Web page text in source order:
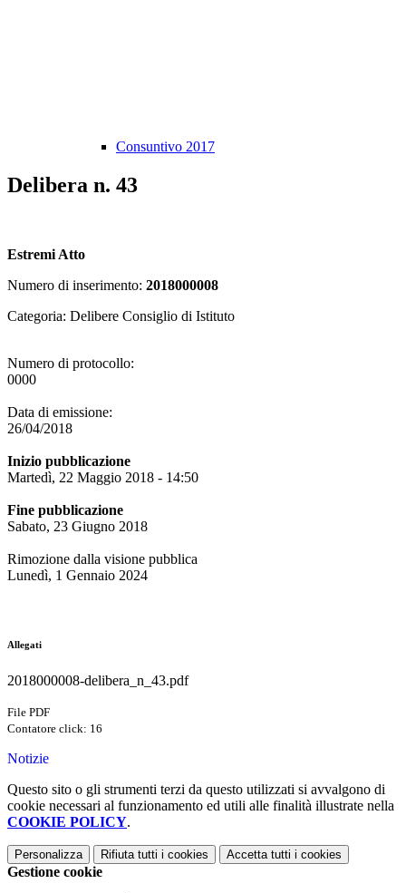
Consuntivo 2017
Delibera n. 43
Estremi Atto
Numero di inserimento: 2018000008
Categoria: Delibere Consiglio di Istituto
Numero di protocollo:
0000
Data di emissione:
26/04/2018
Inizio pubblicazione
Martedì, 22 Maggio 2018 - 14:50
Fine pubblicazione
Sabato, 23 Giugno 2018
Rimozione dalla visione pubblica
Lunedì, 1 Gennaio 2024
Allegati
2018000008-delibera_n_43.pdf
File PDF
Contatore click: 16
Notizie
Questo sito o gli strumenti terzi da questo utilizzati si avvalgono di
cookie necessari al funzionamento ed utili alle finalità illustrate nella
COOKIE POLICY.
Personalizza Rifiuta tutti i cookies Accetta tutti i cookies
Gestione cookie